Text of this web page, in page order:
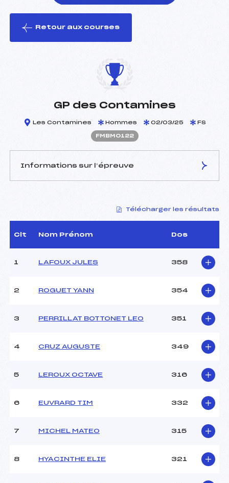
le ski
Retour aux courses
GP des Contamines
Les Contamines Hommes 02/03/25 FS
FMBM0122
Informations sur l’épreuve
PICARD WILLIAM (MB)
D.T Adjoint :
GACHET BASTIEN (MB)
Dir. Epreuve :
FORTINA FREDERIC (MB)
CARACTÉRISTIQUES DE LA PISTE
7,5 km
Point Bas :
U16
Télécharger les résultats
Clt Nom Prénom Dos
1 LAFOUX JULES 358
2 ROGUET YANN 354
3 PERRILLAT BOTTONET LEO 351
4 CRUZ AUGUSTE 349
5 LEROUX OCTAVE 316
6 EUVRARD TIM 332
7 MICHEL MATEO 315
8 HYACINTHE ELIE 321